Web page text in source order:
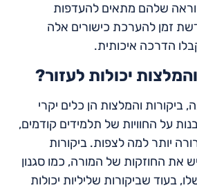
שלהם מתאים להעדפות
זמן להערכת כישורים אלה
הדרכה איכותית.
יכולות לעזור?
ביקורות והמלצות הן כלים יקרי
על החוויות של תלמידים קודמים,
יותר למה לצפות. ביקורות
את החוזקות של המורה, כמו סגנון
בעוד שביקורות שליליות יכולות